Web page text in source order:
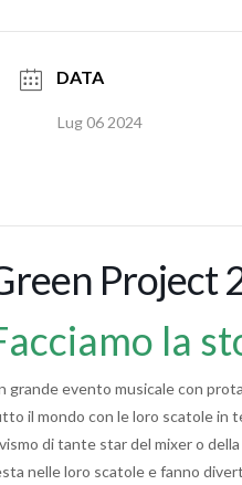
DATA
Lug 06 2024
Project
la
grande evento musicale con
il mondo con le loro scatole in
di tante star del mixer o
nelle loro scatole e fanno